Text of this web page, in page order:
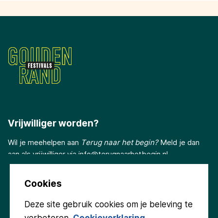
Cookies
Deze site gebruik cookies om je beleving te
Vrijwilliger worden?
Wil je meehelpen aan Terug naar het begin? Meld je dan
aan als vrijwilliger via info@terugnaarhetbegin.nl